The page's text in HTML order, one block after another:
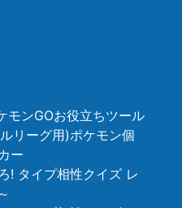
ンGOお役立ちツール
リーグ用)ポケモン個
ー
! タイプ相性クイズ レ